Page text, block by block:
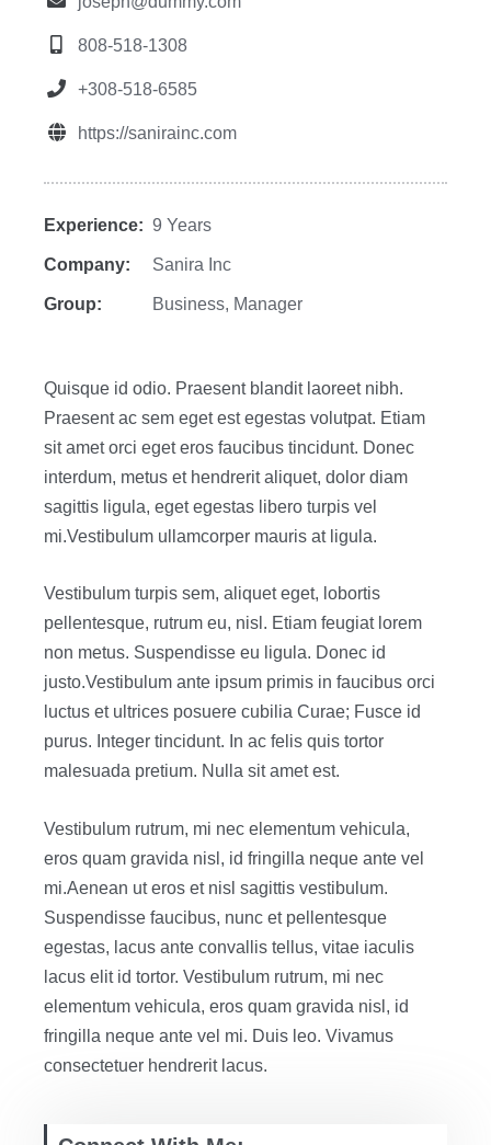
808-518-1308
+308-518-6585
https://sanirainc.com
Experience: 9 Years
Company: Sanira Inc
Group: Business, Manager
Quisque id odio. Praesent blandit laoreet nibh.
Praesent ac sem eget est egestas volutpat. Etiam
sit amet orci eget eros faucibus tincidunt. Donec
interdum, metus et hendrerit aliquet, dolor diam
sagittis ligula, eget egestas libero turpis vel
mi.Vestibulum ullamcorper mauris at ligula.
Vestibulum turpis sem, aliquet eget, lobortis
pellentesque, rutrum eu, nisl. Etiam feugiat lorem
non metus. Suspendisse eu ligula. Donec id
justo.Vestibulum ante ipsum primis in faucibus orci
luctus et ultrices posuere cubilia Curae; Fusce id
purus. Integer tincidunt. In ac felis quis tortor
malesuada pretium. Nulla sit amet est.
Vestibulum rutrum, mi nec elementum vehicula,
eros quam gravida nisl, id fringilla neque ante vel
mi.Aenean ut eros et nisl sagittis vestibulum.
Suspendisse faucibus, nunc et pellentesque
egestas, lacus ante convallis tellus, vitae iaculis
lacus elit id tortor. Vestibulum rutrum, mi nec
elementum vehicula, eros quam gravida nisl, id
fringilla neque ante vel mi. Duis leo. Vivamus
consectetuer hendrerit lacus.